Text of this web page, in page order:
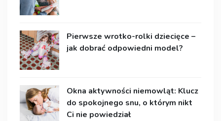
Pierwsze wrotko-rolki dziecięce –
jak dobrać odpowiedni model?
Okna aktywności niemowląt: Klucz
do spokojnego snu, o którym nikt
Ci nie powiedział